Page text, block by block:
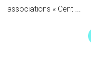
associations « Cent ...